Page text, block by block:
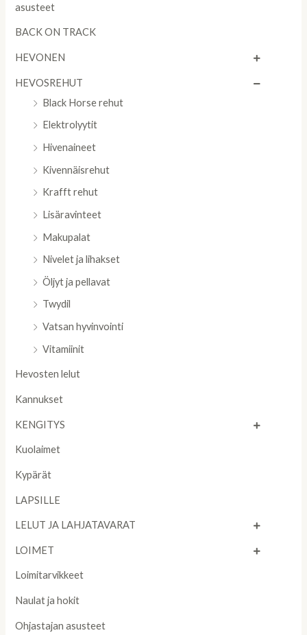
asusteet
BACK ON TRACK
HEVONEN
HEVOSREHUT
Black Horse rehut
Elektrolyytit
Hivenaineet
Kivennäisrehut
Krafft rehut
Lisäravinteet
Makupalat
Nivelet ja lihakset
Öljyt ja pellavat
Twydil
Vatsan hyvinvointi
Vitamiinit
Hevosten lelut
Kannukset
KENGITYS
Kuolaimet
Kypärät
LAPSILLE
LELUT JA LAHJATAVARAT
LOIMET
Loimitarvikkeet
Naulat ja hokit
Ohjastajan asusteet